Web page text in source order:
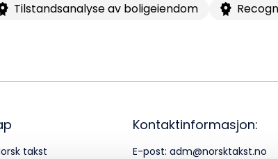
Tilstandsanalyse av boligeiendom
takst
Kontaktinformasjon:
E-post: adm@norsktakst.no